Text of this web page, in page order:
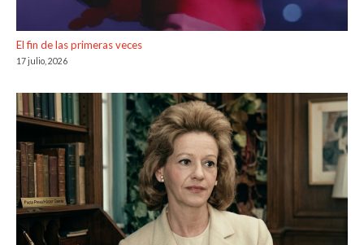
El fin de las primeras veces
17 julio, 2026